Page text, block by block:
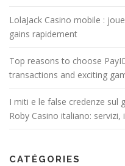
LolaJack Casino mobile :
gains rapidement
Top reasons to choose
transactions and exciting
I miti e le false credenze sul
Roby Casino italiano:
CATÉGORIES